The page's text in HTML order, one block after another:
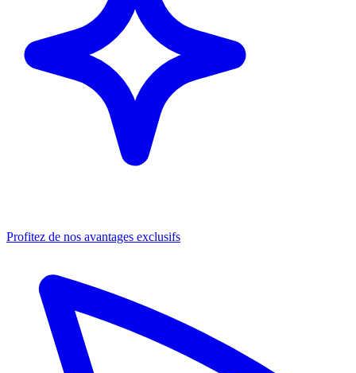
Profitez de nos avantages exclusifs